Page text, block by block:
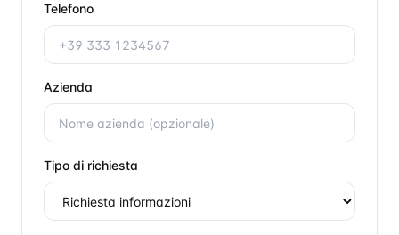
Telefono
Azienda
Tipo di richiesta